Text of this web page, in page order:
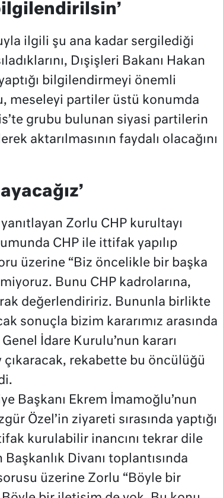
ilgili şu ana kadar sergilediği
Dışişleri Bakanı Hakan
bilgilendirmeyi önemli
meseleyi partiler üstü konumda
grubu bulunan siyasi partilerin
aktarılmasının faydalı olacağını
Zorlu CHP kurultayı
CHP ile ittifak yapılıp
üzerine “Biz öncelikle bir başka
Bunu CHP kadrolarına,
değerlendiririz. Bununla birlikte
sonuçla bizim kararımız arasında
İdare Kurulu’nun kararı
rekabette bu öncülüğü
Başkanı Ekrem İmamoğlu’nun
Özel’in ziyareti sırasında yaptığı
kurulabilir inancını tekrar dile
Divanı toplantısında
üzerine Zorlu “Böyle bir